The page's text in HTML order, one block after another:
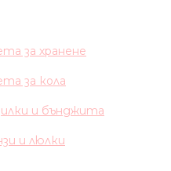
за хранене
за кола
и бънджита
и люлки